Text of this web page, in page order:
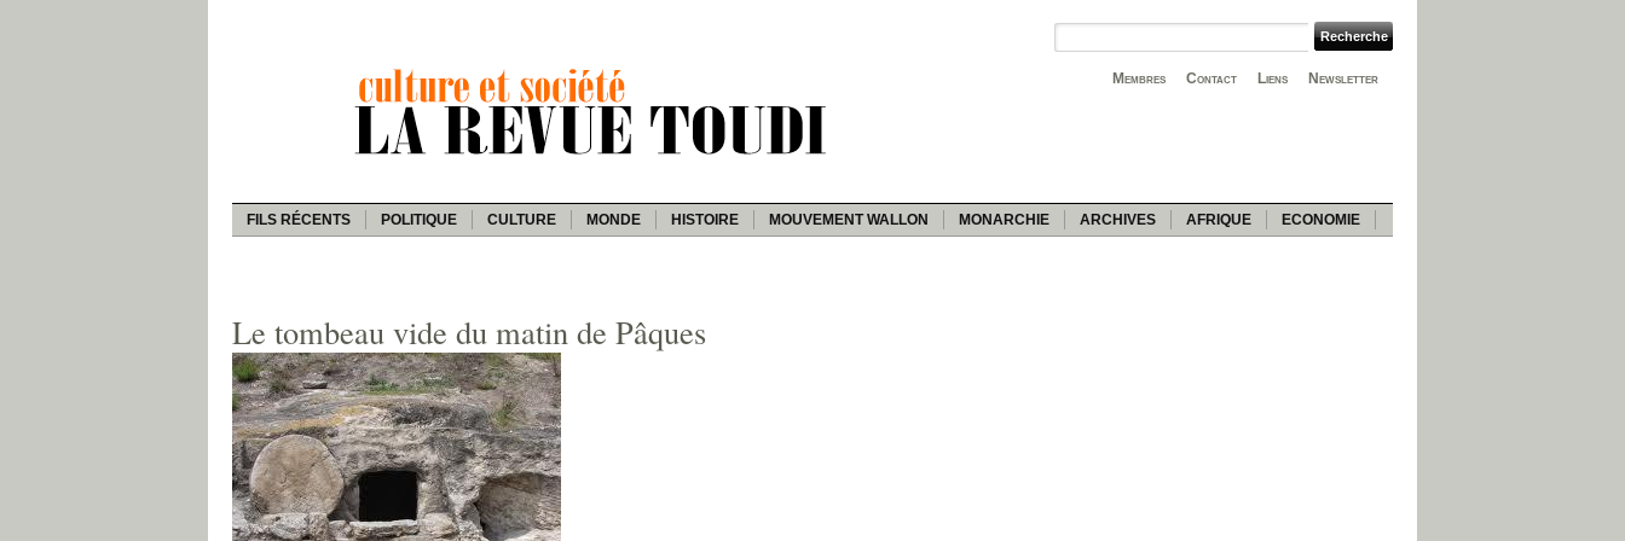
Newsletter
Liens
Contact
Membres
FILS RÉCENTS POLITIQUE CULTURE MONDE HISTOIRE MOUVEMENT WALLON MONARCHIE ARCHIVES AFRIQUE ECONOMIE
Le tombeau vide du matin de Pâques